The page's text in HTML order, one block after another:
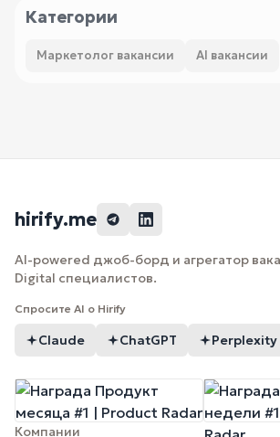
Категории
Маркетолог вакансии AI вакансии
hirify.me
AI-powered джоб-борд и агрегатор
Digital специалистов.
Спросите AI о Hirify
Claude ChatGPT Perplexity
Компании